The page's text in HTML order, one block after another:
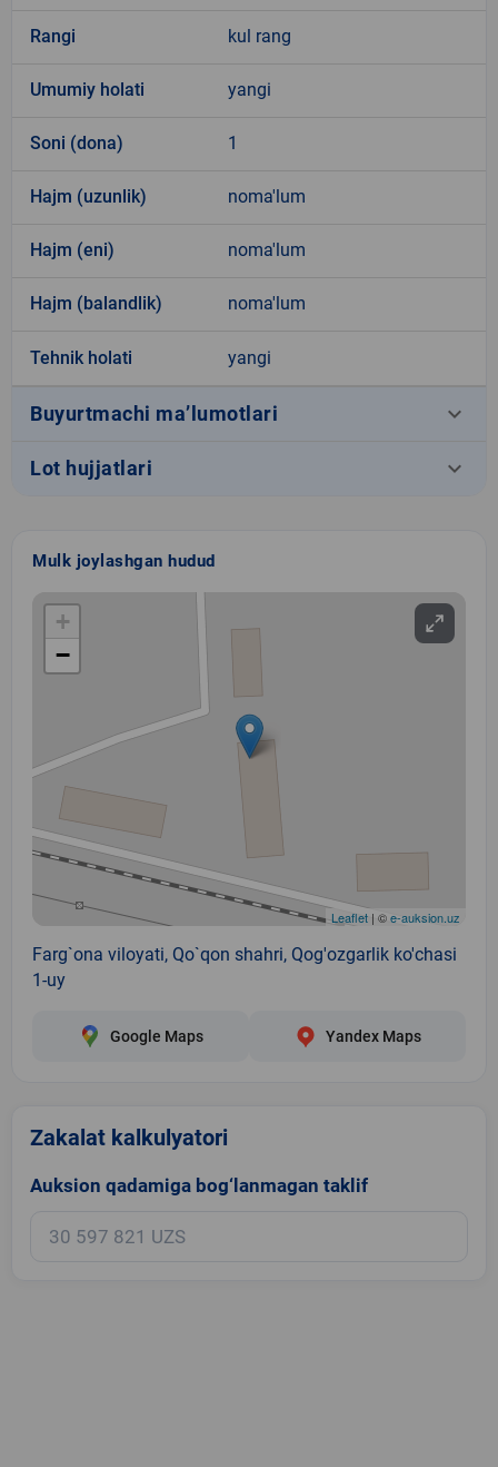
Rangi kul rang
Umumiy holati yangi
Soni (dona) 1
Hajm (uzunlik) noma'lum
Hajm (eni) noma'lum
Hajm (balandlik) noma'lum
Tehnik holati yangi
Buyurtmachi ma’lumotlari keyboard_arrow_down
Lot hujjatlari keyboard_arrow_down
Mulk joylashgan hudud
+
−
Leaflet | ©e-auksion.uz
Farg`ona viloyati, Qo`qon shahri, Qog'ozgarlik ko'chasi
1-uy
Google Maps Yandex Maps
Zakalat kalkulyatori
Auksion qadamiga bog‘lanmagan taklif